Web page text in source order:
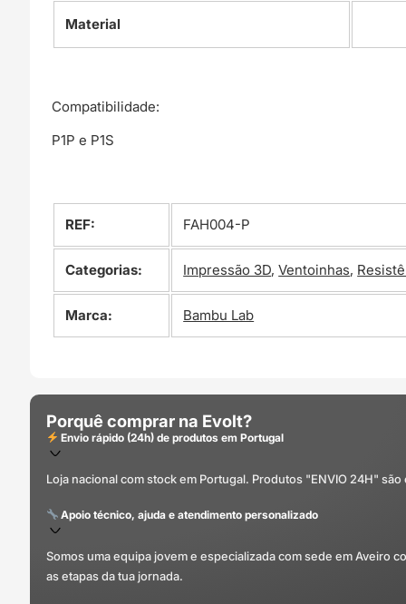
Material
Compatibilidade:
P1P e P1S
REF: FAH004-P
Categorias: Impressão 3D,Ventoinhas,
Marca: Bambu Lab
Porquê comprar na Evolt?
Envio rápido (24h) de produtos em Portugal
Loja nacional com stock em Portugal. Produtos "ENVIO 24H"
Apoio técnico, ajuda e atendimento personalizado
Somos uma equipa jovem e especializada com sede em Aveiro
as etapas da tua jornada.